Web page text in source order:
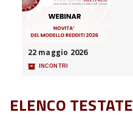
22 maggio 2026
📦 INCONTRI
ELENCO TESTATE